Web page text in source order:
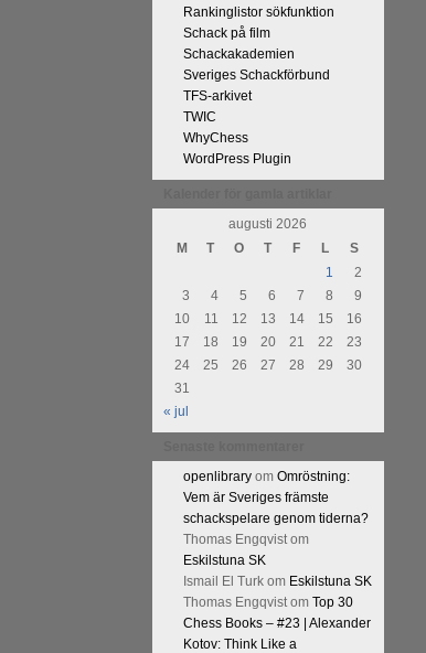
Rankinglistor sökfunktion
Schack på film
Schackakademien
Sveriges Schackförbund
TFS-arkivet
TWIC
WhyChess
WordPress Plugin
augusti 2026
M
T O T F L
S
1
2
3
4 5 6 7 8
9
10
11 12 13 14 15
16
17
18 19 20 21 22
23
24
25 26 27 28 29
30
31
« jul
openlibraryom Omröstning:
Vem är Sveriges främste
schackspelare genom tiderna?
Thomas Engqvistom
Eskilstuna SK
Ismail El Turkom Eskilstuna SK
Thomas Engqvistom Top 30
Chess Books – #23 | Alexander
Kotov: Think Like a